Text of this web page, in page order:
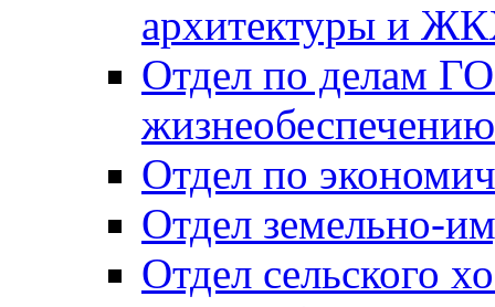
архитектуры и
Отдел по делам
Отдел по
Отдел земельно-
Отдел сельского